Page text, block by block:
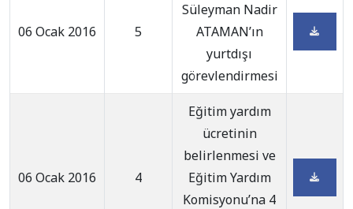
06 Ocak 2016 5
Süleyman Nadir
ATAMAN’ın
yurtdışı
görevlendirmesi
06 Ocak 2016 4
Eğitim yardım
ücretinin
belirlenmesi ve
Eğitim Yardım
Komisyonu’na 4